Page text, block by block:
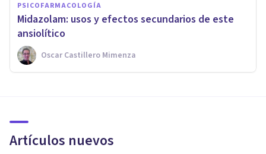
PSICOFARMACOLOGÍA
Midazolam: usos y efectos secundarios de este
ansiolítico
Oscar Castillero Mimenza
Artículos nuevos